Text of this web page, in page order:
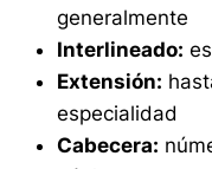
generalmente
Interlineado:
Extensión:
especialidad
Cabecera: